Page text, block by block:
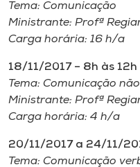
A+
A-
Tema: Comunicação
Ministrante: Profª
Carga horária: 16 h/a
18/11/2017 – 8h às 12h
Tema: Comunicação
Ministrante: Profª
Carga horária: 4 h/a
20/11/2017 a 24/11/
Tema: Comunicação